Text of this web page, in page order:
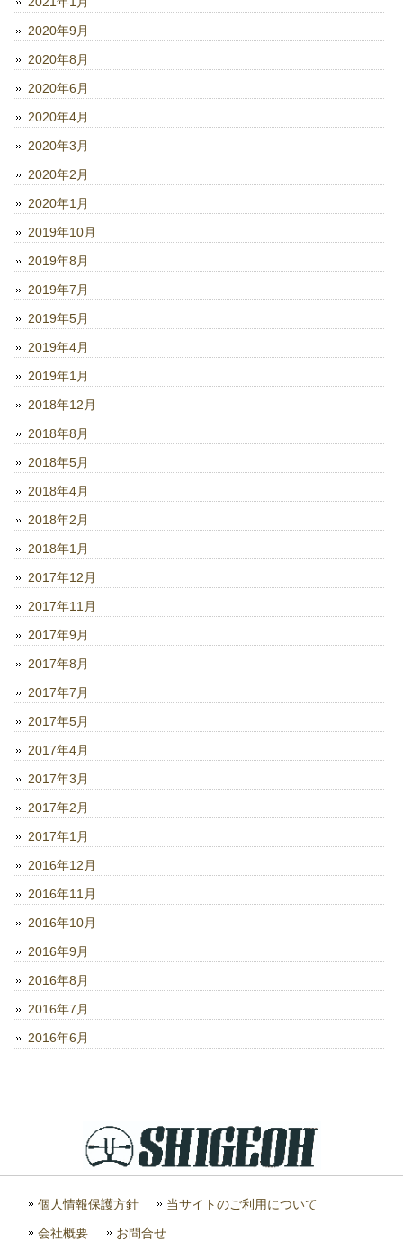
2020年9月
2020年8月
2020年6月
2020年4月
2020年3月
2020年2月
2020年1月
2019年10月
2019年8月
2019年7月
2019年5月
2019年4月
2019年1月
2018年12月
2018年8月
2018年5月
2018年4月
2018年2月
2018年1月
2017年12月
2017年11月
2017年9月
2017年8月
2017年7月
2017年5月
2017年4月
2017年3月
2017年2月
2017年1月
2016年12月
2016年11月
2016年10月
2016年9月
2016年8月
2016年7月
2016年6月
個人情報保護方針 当サイトのご利用について
会社概要 お問合せ